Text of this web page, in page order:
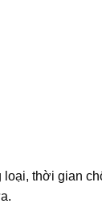
thời gian